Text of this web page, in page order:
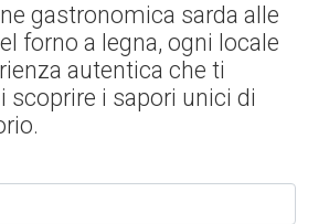
gastronomica sarda alle
forno a legna, ogni locale
autentica che ti
scoprire i sapori unici di